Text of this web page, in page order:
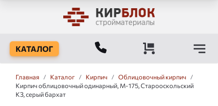
КАТАЛОГ
Главная / Каталог / Кирпич / Облицовочный кирпич
/
Кирпич облицовочный одинарный, М-175, Старооскольский
КЗ, серый бархат